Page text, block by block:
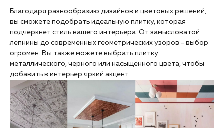
Благодаря разнообразию дизайнов и цветовых решений,
вы сможете подобрать идеальную плитку, которая
подчеркнет стиль вашего интерьера. От замысловатой
лепнины до современных геометрических узоров - выбор
огромен. Вы также можете выбрать плитку
металлического, черного или насыщенного цвета, чтобы
добавить в интерьер яркий акцент.